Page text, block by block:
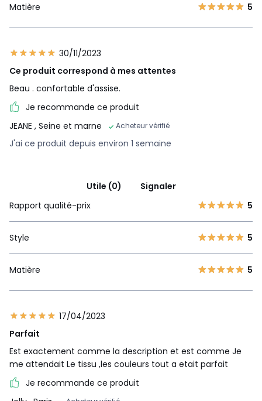
Matière 5
30/11/2023
Ce produit correspond à mes attentes
Beau . confortable d'assise.
Je recommande ce produit
JEANE , Seine et marne Acheteur vérifié
J'ai ce produit depuis environ 1 semaine
Utile (0)
Signaler
Rapport qualité-prix
5
Style 5
Matière 5
17/04/2023
Parfait
Est exactement comme la description et est comme Je
me attendait Le tissu ,les couleurs tout a etait parfait
Je recommande ce produit